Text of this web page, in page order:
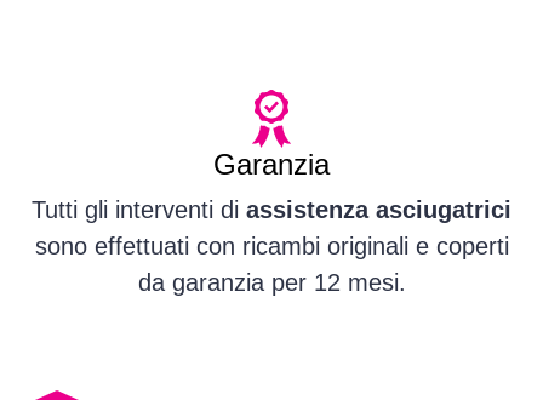
Garanzia
Tutti gli interventi di assistenza asciugatrici
sono effettuati con ricambi originali e coperti
da garanzia per 12 mesi.